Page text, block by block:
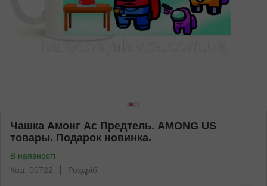
Чашка Амонг Ас Предтель. AMONG US
товары. Подарок новинка.
В наявності
Код: 00722
Роздріб